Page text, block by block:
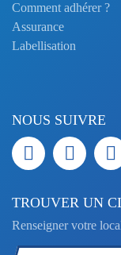
Comment adhérer ?
Assurance
Labellisation
NOUS SUIVRE
TROUVER UN
Renseigner votre